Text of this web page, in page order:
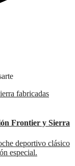
Frontier y Sierra